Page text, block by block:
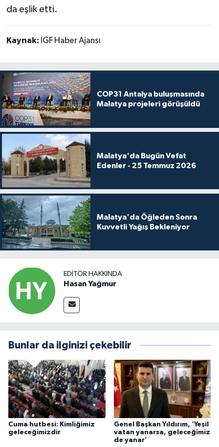
da eşlik etti.
Kaynak: İGF Haber Ajansı
COP31 Antalya buluşmasında
Malatya projeleri görüşüldü
Malatya'da Bugün Vefat
Edenler - 25 Temmuz 2026
Malatya'da Öğleden Sonra
Kuvvetli Yağış Bekleniyor
EDITÖR HAKKINDA
Hasan Yağmur
Bunlar da ilginizi çekebilir
Cuma hutbesi: Kimliğimiz
geleceğimizdir
Genel Başkan Yıldırım, ‘Yeşil
vatan yanarsa, geleceğimiz
de yanar’